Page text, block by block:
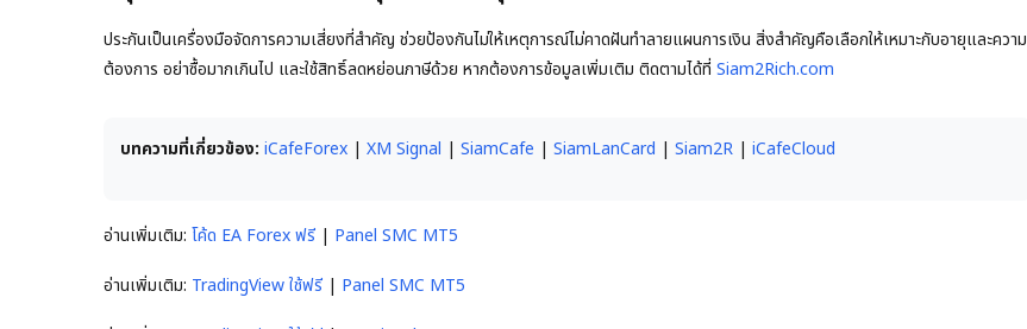
ประกันเป็นเครื่องมือจัดการความเสี่ยงที่สำคัญ ช่วยป้องกันไม่ให้เหตุการณ์ไม่คาดฝันทำลายแผนการเงิน สิ่งสำคัญคือเลือกให้เหมาะกับอายุและความ
ต้องการ อย่าซื้อมากเกินไป และใช้สิทธิ์ลดหย่อนภาษีด้วย หากต้องการข้อมูลเพิ่มเติม ติดตามได้ที่ Siam2Rich.com
บทความที่เกี่ยวข้อง: iCafeForex | XM Signal | SiamCafe | SiamLanCard | Siam2R | iCafeCloud
อ่านเพิ่มเติม: โค้ด EA Forex ฟรี | Panel SMC MT5
อ่านเพิ่มเติม: TradingView ใช้ฟรี | Panel SMC MT5